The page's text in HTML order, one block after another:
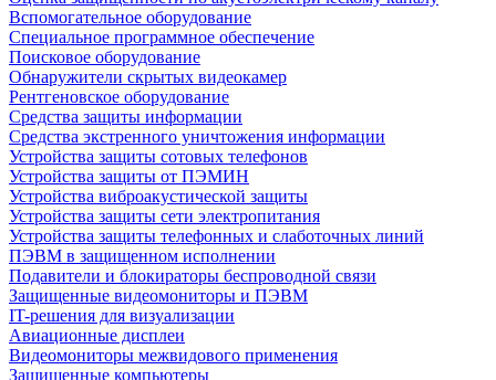
Вспомогательное оборудование
Специальное программное обеспечение
Поисковое оборудование
Обнаружители скрытых видеокамер
Рентгеновское оборудование
Средства защиты информации
Средства экстренного уничтожения информации
Устройства защиты сотовых телефонов
Устройства защиты от ПЭМИН
Устройства виброакустической защиты
Устройства защиты сети электропитания
Устройства защиты телефонных и слаботочных линий
ПЭВМ в защищенном исполнении
Подавители и блокираторы беспроводной связи
Защищенные видеомониторы и ПЭВМ
IT-решения для визуализации
Авиационные дисплеи
Видеомониторы межвидового применения
Защищенные компьютеры